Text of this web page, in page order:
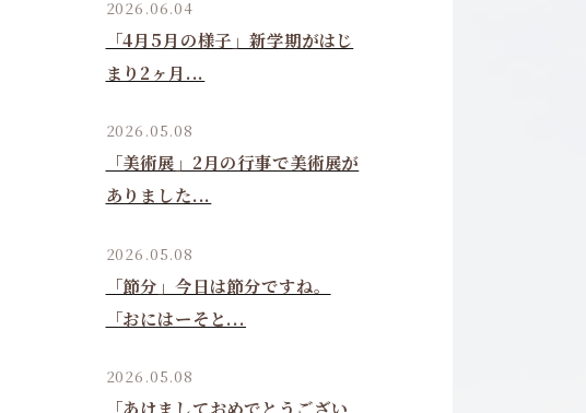
2026.06.04
「4月5月の様子」新学期がはじ
まり2ヶ月...
2026.05.08
「美術展」2月の行事で美術展が
ありました...
2026.05.08
「節分」今日は節分ですね。
「おにはーそと...
2026.05.08
「あけましておめでとうござい